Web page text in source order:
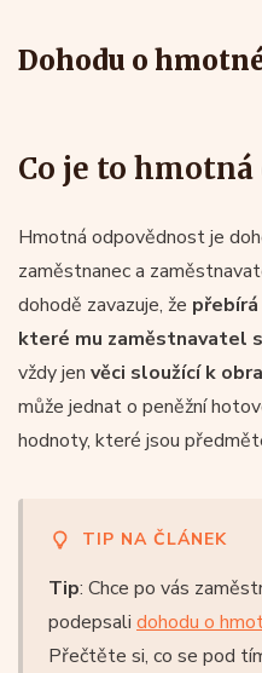
Dohodu o
Co je to
Hmotná odpovědnost je
zaměstnanec a
dohodě zavazuje, že
které mu zaměstnavatel
vždy jen věci sloužící k
může jednat o peněžní
hodnoty, které jsou
TIP NA ČLÁNEK
Tip: Chce po vás
podepsali dohodu o
Přečtěte si, co se pod